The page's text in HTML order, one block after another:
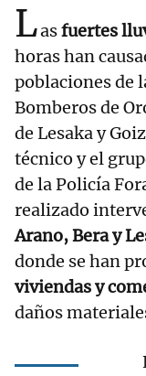
Lasfuertes
horas han
poblaciones de
Bomberos de
de Lesaka y
técnico y el
de la Policía
realizado
Arano, Bera y
donde se han
viviendas y
daños